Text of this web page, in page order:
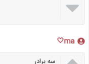

ma🤍
سه برادر